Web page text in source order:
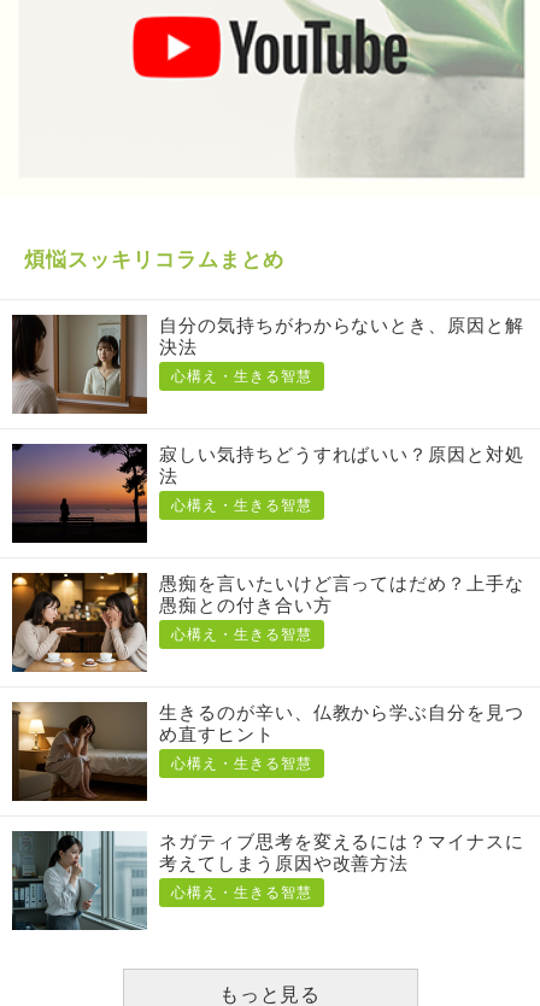
煩悩スッキリコラムまとめ
自分の気持ちがわからないとき、原因と解
決法
心構え・生きる智慧
寂しい気持ちどうすればいい？原因と対処
法
心構え・生きる智慧
愚痴を言いたいけど言ってはだめ？上手な
愚痴との付き合い方
心構え・生きる智慧
生きるのが辛い、仏教から学ぶ自分を見つ
め直すヒント
心構え・生きる智慧
ネガティブ思考を変えるには？マイナスに
考えてしまう原因や改善方法
心構え・生きる智慧
もっと見る